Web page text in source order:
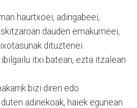
haurtxoei, adingabeei,
dauden emakumeei,
dituztenei.
itxi batean, ezta itzalean
bizi diren edo
adinekoak, haiek egunean